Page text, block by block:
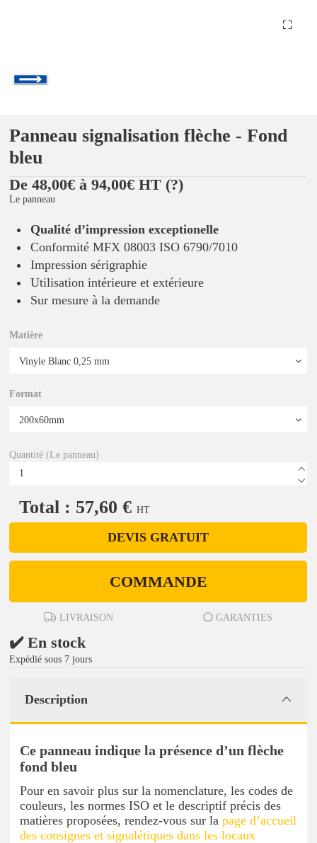
Panneau signalisation flèche - Fond
bleu
De 48,00€ à 94,00€ HT (?)
Le panneau
Qualité d’impression exceptionelle
Conformité MFX 08003 ISO 6790/7010
Impression sérigraphie
Utilisation intérieure et extérieure
Sur mesure à la demande
Matière
Format
Quantité (Le panneau)
Total : 57,60 € HT
DEVIS GRATUIT
COMMANDE
LIVRAISON GARANTIES
✔️ En stock
Expédié sous 7 jours
Description
Ce panneau indique la présence d’un flèche
fond bleu
Pour en savoir plus sur la nomenclature, les codes de
couleurs, les normes ISO et le descriptif précis des
matières proposées, rendez-vous sur la page d’accueil
des consignes et signalétiques dans les locaux